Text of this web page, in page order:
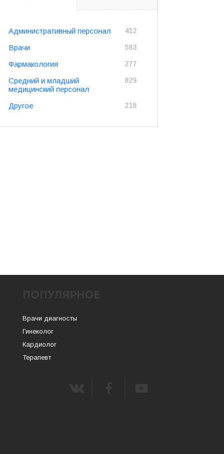
Административный персонал 412
Врачи 583
Фармакология 277
Средний и младший
медицинский персонал
829
Другое 218
Врачи диагносты
Гинеколог
Кардиолог
Терапевт